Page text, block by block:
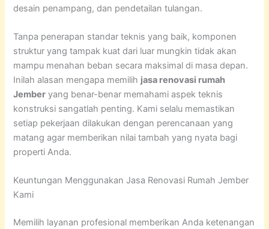
desain penampang, dan pendetailan tulangan.
Tanpa penerapan standar teknis yang baik, komponen
struktur yang tampak kuat dari luar mungkin tidak akan
mampu menahan beban secara maksimal di masa depan.
Inilah alasan mengapa memilih jasa renovasi rumah
Jember yang benar-benar memahami aspek teknis
konstruksi sangatlah penting. Kami selalu memastikan
setiap pekerjaan dilakukan dengan perencanaan yang
matang agar memberikan nilai tambah yang nyata bagi
properti Anda.
Keuntungan Menggunakan Jasa Renovasi Rumah Jember
Kami
Memilih layanan profesional memberikan Anda ketenangan